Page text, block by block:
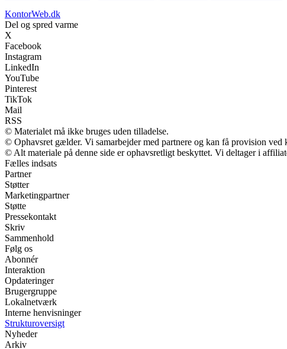
KontorWeb.dk
Del og spred varme
X
Facebook
Instagram
LinkedIn
YouTube
Pinterest
TikTok
Mail
RSS
© Materialet må ikke bruges uden tilladelse.
© Ophavsret gælder. Vi samarbejder med partnere og kan få provision ved
© Alt materiale på denne side er ophavsretligt beskyttet. Vi deltager i
Fælles indsats
Partner
Støtter
Marketingpartner
Støtte
Pressekontakt
Skriv
Sammenhold
Følg os
Abonnér
Interaktion
Opdateringer
Brugergruppe
Lokalnetværk
Interne henvisninger
Strukturoversigt
Nyheder
Arkiv